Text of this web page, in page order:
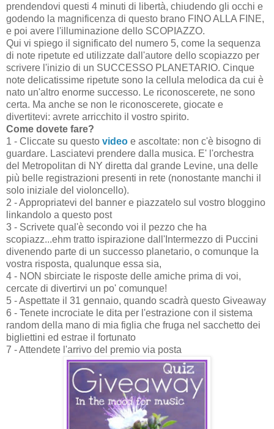
prendendovi questi 4 minuti di libertà, chiudendo gli occhi e
godendo la magnificenza di questo brano FINO ALLA FINE,
e poi avere l'illuminazione dello SCOPIAZZO.
Qui vi spiego il significato del numero 5, come la sequenza
di note ripetute ed utilizzate dall'autore dello scopiazzo per
scrivere l'inizio di un SUCCESSO PLANETARIO. Cinque
note delicatissime ripetute sono la cellula melodica da cui è
nato un'altro enorme successo. Le riconoscerete, ne sono
certa. Ma anche se non le riconoscerete, giocate e
divertitevi: avrete arricchito il vostro spirito.
Come dovete fare?
1 - Cliccate su questo video e ascoltate: non c'è bisogno di
guardare. Lasciatevi prendere dalla musica. E' l'orchestra
del Metropolitan di NY diretta dal grande Levine, una delle
più belle registrazioni presenti in rete (nonostante manchi il
solo iniziale del violoncello).
2 - Appropriatevi del banner e piazzatelo sul vostro bloggino
linkandolo a questo post
3 - Scrivete qual'è secondo voi il pezzo che ha
scopiazz...ehm tratto ispirazione dall'Intermezzo di Puccini
divenendo parte di un successo planetario, o comunque la
vostra risposta, qualunque essa sia,
4 - NON sbirciate le risposte delle amiche prima di voi,
cercate di divertirvi un po' comunque!
5 - Aspettate il 31 gennaio, quando scadrà questo Giveaway
6 - Tenete incrociate le dita per l'estrazione con il sistema
random della mano di mia figlia che fruga nel sacchetto dei
bigliettini ed estrae il fortunato
7 - Attendete l'arrivo del premio via posta